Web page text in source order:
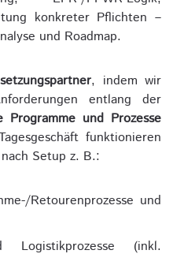
konkreter Pflichten –
und Roadmap.
, indem wir
entlang der
Programme und Prozesse
funktionieren
Setup z. B.:
Retourenprozesse und
(inkl.